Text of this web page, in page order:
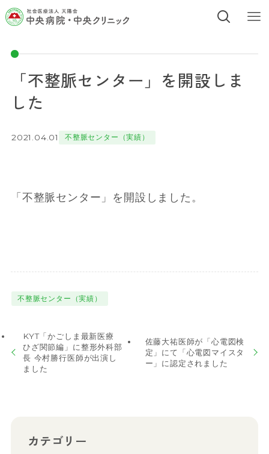
「不整脈センター」を開設しま
した
不整脈センター（実績）
2021.04.01
「不整脈センター」を開設しました。
不整脈センター（実績）
KYT「かごしま最新医療
ひざ関節編」に整形外科部
長 今村勝行医師が出演し
ました
佐藤大祐医師が「心電図検
定」にて「心電図マイスタ
ー」に認定されました
カテゴリー